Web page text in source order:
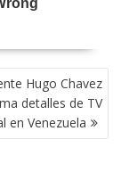
Hugo Chavez
detalles de TV
en Venezuela